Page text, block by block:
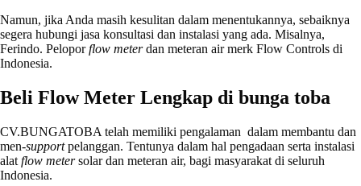
Namun, jika Anda masih kesulitan dalam menentukannya, sebaiknya
segera hubungi jasa konsultasi dan instalasi yang ada. Misalnya,
Ferindo. Peloporflow meterdan meteran air merk Flow Controls di
Indonesia.
Beli Flow Meter Lengkap di bunga toba
CV.BUNGATOBA telah memiliki pengalaman dalam membantu dan
men-supportpelanggan. Tentunya dalam hal pengadaan serta instalasi
alat flow metersolar dan meteran air, bagi masyarakat di seluruh
Indonesia.